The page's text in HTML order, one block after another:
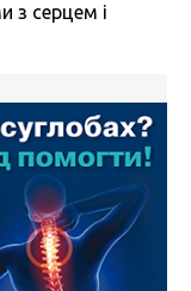
з серцем і